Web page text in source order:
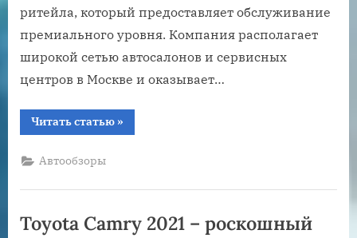
ритейла, который предоставляет обслуживание
премиального уровня. Компания располагает
широкой сетью автосалонов и сервисных
центров в Москве и оказывает…
Читать статью“Продажа
новых
в
»
Автообзоры
Toyota Camry 2021 – роскошный